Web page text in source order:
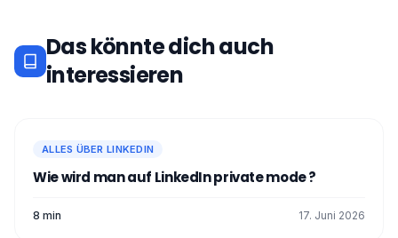
Das könnte dich auch
interessieren
ALLES ÜBER LINKEDIN
Wie wird man auf LinkedIn private mode ?
8 min 17. Juni 2026